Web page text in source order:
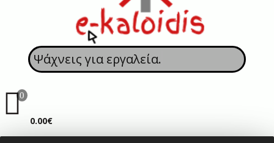
Ψάχνεις για
0ΚΑΛΆΘΙ
0.00€